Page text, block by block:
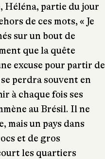
Héléna, partie du jour
de ces mots, « Je
sur un bout de
que la quête
excuse pour partir de
perdra souvent en
à chaque fois ses
au Brésil. Il ne
mais un pays dans
et de gros
les quartiers